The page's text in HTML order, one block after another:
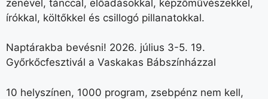
zenével, tánccal, előadásokkal, képzőművészekkel,
írókkal, költőkkel és csillogó pillanatokkal.
Naptárakba bevésni! 2026. július 3-5. 19.
Győrkőcfesztivál a Vaskakas Bábszínházzal
10 helyszínen, 1000 program, zsebpénz nem kell,